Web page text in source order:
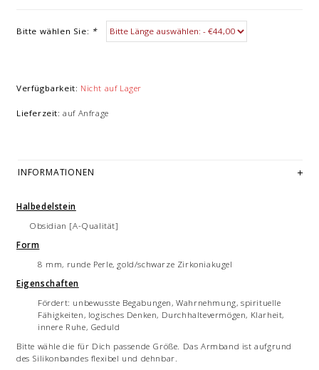
Bitte wählen Sie: *
Verfügbarkeit: Nicht auf Lager
Lieferzeit: auf Anfrage
INFORMATIONEN
Halbedelstein
Obsidian [A-Qualität]
Form
8 mm, runde Perle, gold/schwarze Zirkoniakugel
Eigenschaften
Fördert: unbewusste Begabungen, Wahrnehmung, spirituelle
Fähigkeiten, logisches Denken, Durchhaltevermögen, Klarheit,
innere Ruhe, Geduld
Bitte wähle die für Dich passende Größe. Das Armband ist aufgrund
des Silikonbandes flexibel und dehnbar.